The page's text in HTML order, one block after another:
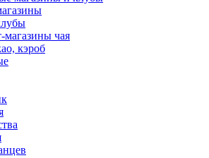
магазины чая
кэроб